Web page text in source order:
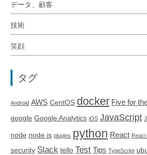
データ、顧客
技術
笑顔
タグ
Android AWS CentOS docker Five for
google Google Analytics iOS JavaScript
node node.js plugins python React
security Slack tello Test Tips TypeScript